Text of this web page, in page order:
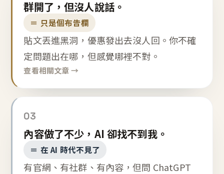
群開了，但沒人說話。
＝ 只是個布告欄
貼文丟進黑洞，優惠發出去沒人回。你不確
定問題出在哪，但感覺哪裡不對。
查看相關文章 →
03
內容做了不少，AI 卻找不到我。
＝ 在 AI 時代不見了
有官網、有社群、有內容，但問 ChatGPT